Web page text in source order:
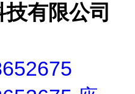
有限公司